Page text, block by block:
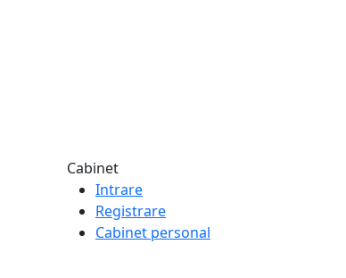
Cabinet
Intrare
Registrare
Cabinet personal